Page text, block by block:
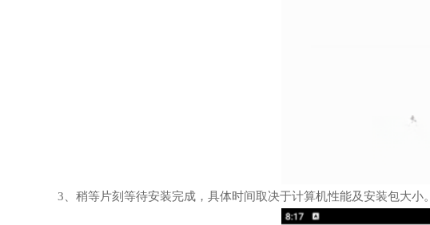
3、稍等片刻等待安装完成，具体时间取决于计算机性能及安装包大小。